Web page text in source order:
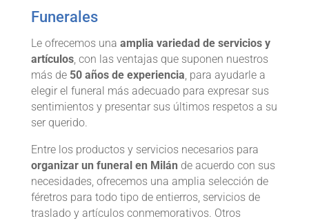
Funerales
Le ofrecemos una amplia variedad de servicios y
artículos, con las ventajas que suponen nuestros
más de 50 años de experiencia , para ayudarle a
elegir el funeral más adecuado para expresar sus
sentimientos y presentar sus últimos respetos a su
ser querido.
Entre los productos y servicios necesarios para
organizar un funeral en Milán de acuerdo con sus
necesidades, ofrecemos una amplia selección de
féretros para todo tipo de entierros, servicios de
traslado y artículos conmemorativos. Otros